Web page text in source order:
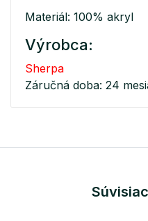
Materiál: 100% akryl
Výrobca:
Sherpa
Záručná doba: 24